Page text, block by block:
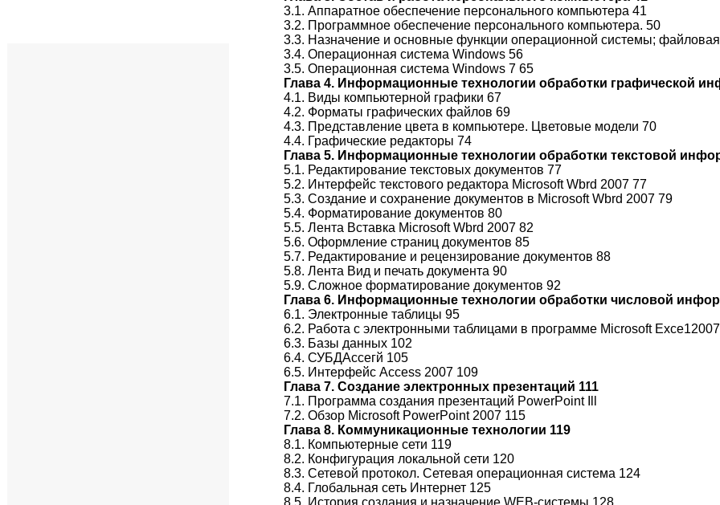
3.1. Аппаратное обеспечение персонального компьютера 41
3.2. Программное обеспечение персонального компьютера. 50
3.3. Назначение и основные функции операционной системы;
3.4. Операционная система Windows 56
3.5. Операционная система Windows 7 65
Глава 4. Информационные технологии обработки графической
4.1. Виды компьютерной графики 67
4.2. Форматы графических файлов 69
4.3. Представление цвета в компьютере. Цветовые модели 70
4.4. Графические редакторы 74
Глава 5. Информационные технологии обработки текстовой
5.1. Редактирование текстовых документов 77
5.2. Интерфейс текстового редактора Microsoft Wbrd 2007 77
5.3. Создание и сохранение документов в Microsoft Wbrd 2007 79
5.4. Форматирование документов 80
5.5. Лента Вставка Microsoft Wbrd 2007 82
5.6. Оформление страниц документов 85
5.7. Редактирование и рецензирование документов 88
5.8. Лента Вид и печать документа 90
5.9. Сложное форматирование документов 92
Глава 6. Информационные технологии обработки числовой
6.1. Электронные таблицы 95
6.2. Работа с электронными таблицами в программе Microsoft
6.3. Базы данных 102
6.4. СУБДАссегй 105
6.5. Интерфейс Access 2007 109
Глава 7. Создание электронных презентаций 111
7.1. Программа создания презентаций PowerPoint Ill
7.2. Обзор Microsoft PowerPoint 2007 115
Глава 8. Коммуникационные технологии 119
8.1. Компьютерные сети 119
8.2. Конфигурация локальной сети 120
8.3. Сетевой протокол. Сетевая операционная система 124
8.4. Глобальная сеть Интернет 125
8.5. История создания и назначение WEB-системы 128